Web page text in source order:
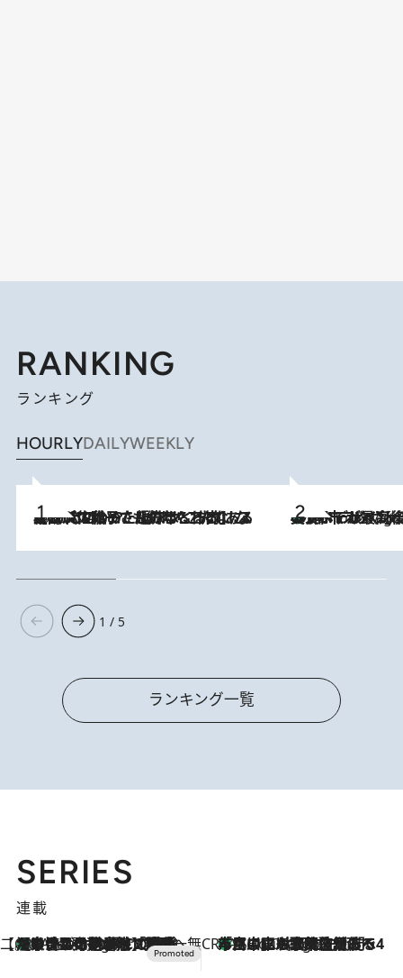
RANKING
ランキング
HOURLYDAILYWEEKLY
2026.8.5
【阿川佐和子さんの年とる力】なぜ70代で始めた趣味は“こんなに楽しい”のか？ ピアノ、俳句…スランプに陥っても続けられる“ある秘訣”とは 10 Hours Ago
美食、デザイン、ホスピタリティのすべてが最高峰！ ノルウェー第4の都市スタヴァンゲルの
1 / 5
ランキング一覧
SERIES
連載
【CREA×星野リゾート】唯一無二。癒しと発見が待つ場所へ
7 Hours Ago
【トンボの足水浴】ヒノキの香りに包まれて涼感マックス！約13℃の湧水かけ流しを避暑地「星野温泉 トンボの湯」で体験 CREA'S CHOICE
9 Hours Ago
「立川にも歌舞伎があるんだよ」 片岡仁左衛門・市川中車ら豪華座組みで4年目の立川立飛歌舞伎へ